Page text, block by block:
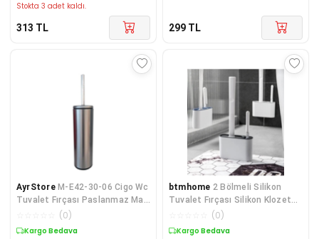
Stokta 3 adet kaldı.
313 TL 299 TL
AyrStore M-E42-30-06 Cigo Wc
Tuvalet Fırçası Paslanmaz Mat
İç Kısım Siyah
(0)
Kargo Bedava
btmhome 2 Bölmeli Silikon
Tuvalet Fırçası Silikon Klozet
Temizleyici Fırça
(0)
Kargo Bedava